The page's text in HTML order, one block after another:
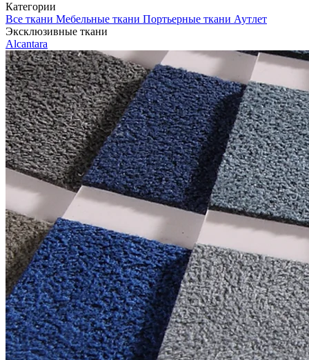
Категории
Все ткани Мебельные ткани Портьерные ткани Аутлет
Эксклюзивные ткани
Alcantara